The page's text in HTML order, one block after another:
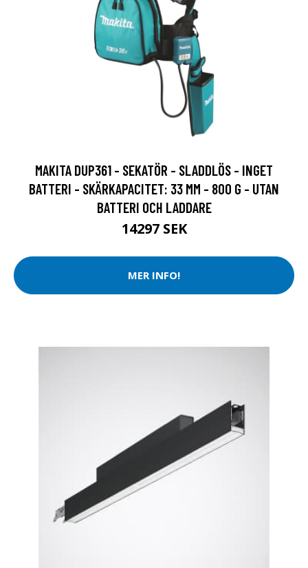
MAKITA DUP361 - SEKATÖR - SLADDLÖS - INGET
BATTERI - SKÄRKAPACITET: 33 MM - 800 G - UTAN
BATTERI OCH LADDARE
14297 SEK
MER INFO!